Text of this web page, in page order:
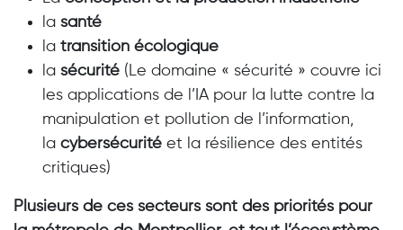
la santé
la transition écologique
la sécurité (Le domaine « sécurité » couvre ici
les applications de l’IA pour la lutte contre la
manipulation et pollution de l’information,
la cybersécurité et la résilience des entités
critiques)
Plusieurs de ces secteurs sont des priorités pour